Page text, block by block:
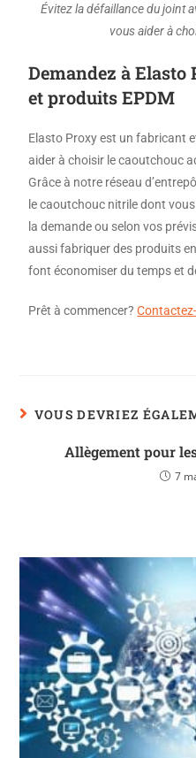
Évitez la défaillance du joint
vous aider à
Demandez à
et produits EPDM
Elasto Proxy est un fabricant
aider à choisir le caoutchouc
Grâce à notre réseau
le caoutchouc nitrile dont
la demande ou selon vos
aussi fabriquer des produits
font économiser du temps et
Prêt à commencer?
VOUS DEVRIEZ
Allègement pour
7